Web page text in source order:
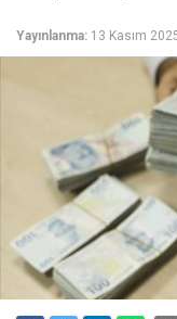
Yayınlanma: 13 Kasım